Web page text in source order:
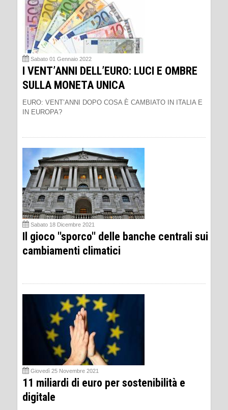
Sabato 01 Gennaio 2022
I VENT’ANNI DELL’EURO: LUCI E OMBRE
SULLA MONETA UNICA
EURO: VENT’ANNI DOPO COSA È CAMBIATO IN ITALIA E
IN EUROPA?
Sabato 18 Dicembre 2021
Il gioco ''sporco'' delle banche centrali sui
cambiamenti climatici
Giovedì 25 Novembre 2021
11 miliardi di euro per sostenibilità e
digitale